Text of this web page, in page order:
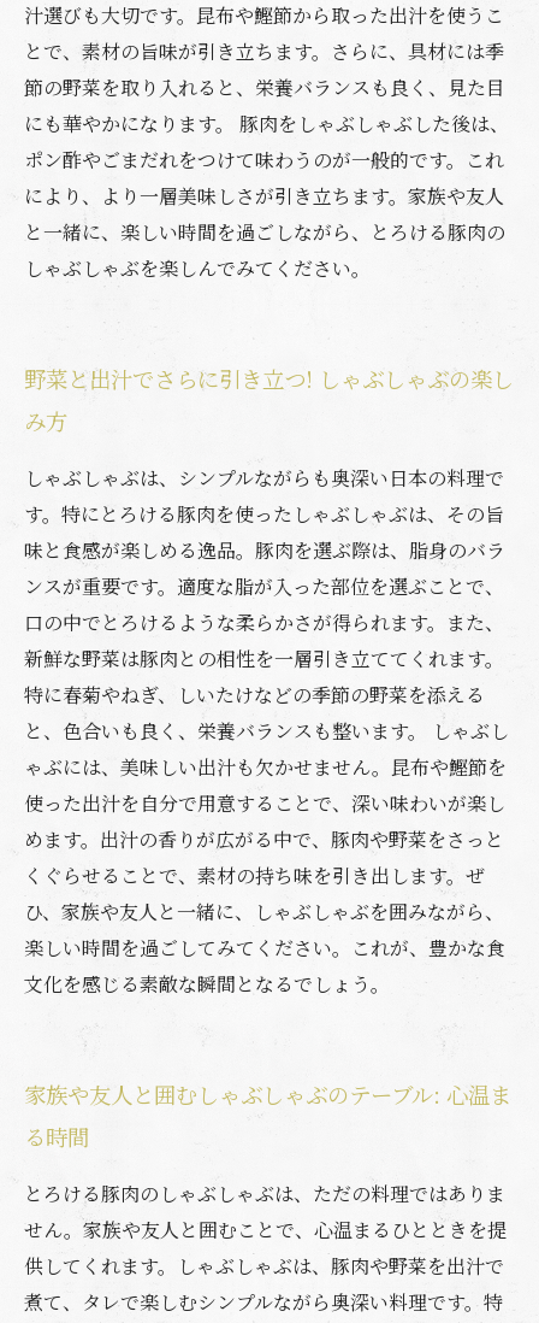
汁選びも大切です。昆布や鰹節から取った出汁を使うこ
とで、素材の旨味が引き立ちます。さらに、具材には季
節の野菜を取り入れると、栄養バランスも良く、見た目
にも華やかになります。 豚肉をしゃぶしゃぶした後は、
ポン酢やごまだれをつけて味わうのが一般的です。これ
により、より一層美味しさが引き立ちます。家族や友人
と一緒に、楽しい時間を過ごしながら、とろける豚肉の
しゃぶしゃぶを楽しんでみてください。
野菜と出汁でさらに引き立つ! しゃぶしゃぶの楽し
み方
しゃぶしゃぶは、シンプルながらも奥深い日本の料理で
す。特にとろける豚肉を使ったしゃぶしゃぶは、その旨
味と食感が楽しめる逸品。豚肉を選ぶ際は、脂身のバラ
ンスが重要です。適度な脂が入った部位を選ぶことで、
口の中でとろけるような柔らかさが得られます。また、
新鮮な野菜は豚肉との相性を一層引き立ててくれます。
特に春菊やねぎ、しいたけなどの季節の野菜を添える
と、色合いも良く、栄養バランスも整います。 しゃぶし
ゃぶには、美味しい出汁も欠かせません。昆布や鰹節を
使った出汁を自分で用意することで、深い味わいが楽し
めます。出汁の香りが広がる中で、豚肉や野菜をさっと
くぐらせることで、素材の持ち味を引き出します。ぜ
ひ、家族や友人と一緒に、しゃぶしゃぶを囲みながら、
楽しい時間を過ごしてみてください。これが、豊かな食
文化を感じる素敵な瞬間となるでしょう。
家族や友人と囲むしゃぶしゃぶのテーブル: 心温ま
る時間
とろける豚肉のしゃぶしゃぶは、ただの料理ではありま
せん。家族や友人と囲むことで、心温まるひとときを提
供してくれます。しゃぶしゃぶは、豚肉や野菜を出汁で
煮て、タレで楽しむシンプルながら奥深い料理です。特